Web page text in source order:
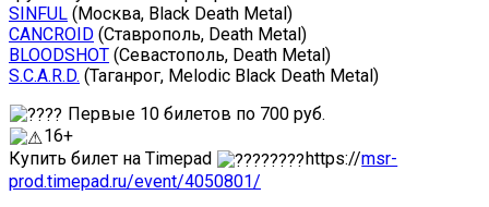
SINFUL (Москва, Black Death Metal)
CANCROID (Ставрополь, Death Metal)
BLOODSHOT (Севастополь, Death Metal)
S.C.A.R.D. (Таганрог, Melodic Black Death Metal)
Первые 10 билетов по 700 руб.
16+
Купить билет на Timepad
https://msr-
prod.timepad.ru/event/4050801/